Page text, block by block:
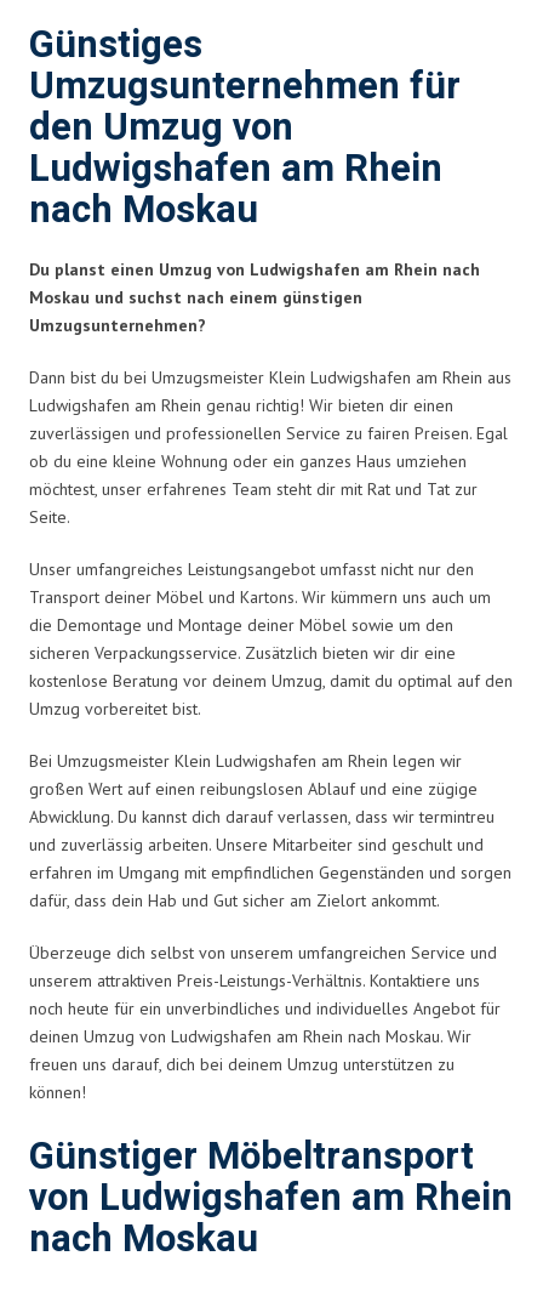
Günstiges
Umzugsunternehmen für
den Umzug von
Ludwigshafen am Rhein
nach Moskau
Du planst einen Umzug von Ludwigshafen am Rhein nach
Moskau und suchst nach einem günstigen
Umzugsunternehmen?
Dann bist du bei Umzugsmeister Klein Ludwigshafen am Rhein aus
Ludwigshafen am Rhein genau richtig! Wir bieten dir einen
zuverlässigen und professionellen Service zu fairen Preisen. Egal
ob du eine kleine Wohnung oder ein ganzes Haus umziehen
möchtest, unser erfahrenes Team steht dir mit Rat und Tat zur
Seite.
Unser umfangreiches Leistungsangebot umfasst nicht nur den
Transport deiner Möbel und Kartons. Wir kümmern uns auch um
die Demontage und Montage deiner Möbel sowie um den
sicheren Verpackungsservice. Zusätzlich bieten wir dir eine
kostenlose Beratung vor deinem Umzug, damit du optimal auf den
Umzug vorbereitet bist.
Bei Umzugsmeister Klein Ludwigshafen am Rhein legen wir
großen Wert auf einen reibungslosen Ablauf und eine zügige
Abwicklung. Du kannst dich darauf verlassen, dass wir termintreu
und zuverlässig arbeiten. Unsere Mitarbeiter sind geschult und
erfahren im Umgang mit empfindlichen Gegenständen und sorgen
dafür, dass dein Hab und Gut sicher am Zielort ankommt.
Überzeuge dich selbst von unserem umfangreichen Service und
unserem attraktiven Preis-Leistungs-Verhältnis. Kontaktiere uns
noch heute für ein unverbindliches und individuelles Angebot für
deinen Umzug von Ludwigshafen am Rhein nach Moskau. Wir
freuen uns darauf, dich bei deinem Umzug unterstützen zu
können!
Günstiger Möbeltransport
von Ludwigshafen am Rhein
nach Moskau